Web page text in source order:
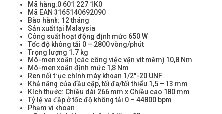
Mã hàng:0 601 227 1K0
Mã EAN 3165140692090
Bào hành: 12 tháng
Sản xuất tại Malaysia
Công suất hoạt động định mức 650 W
Tốc độ không tải 0 – 2800 vòng/phút
Trọng lượng 1.7 kg
Mô-men xoắn (các công việc vặn vít mềm) 10,8 Nm
Mô-men xoắn định mức 1,8 Nm
Ren nối trục chính máy khoan 1/2″-20 UNF
Khả năng của đầu cặp, tối đa/tối thiểu 1,5 – 13 mm
Kích thước: Chiều dài 266 mm x Chiều cao 180 mm
Tỷ lệ va đập ở tốc độ không tải 0 – 44800 bpm
Phạm vi khoan